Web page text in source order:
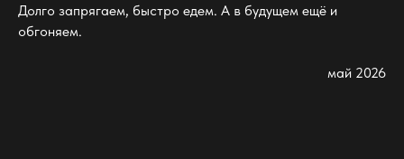
Долго запрягаем, быстро едем. А в будущем ещё и
обгоняем.
май 2026